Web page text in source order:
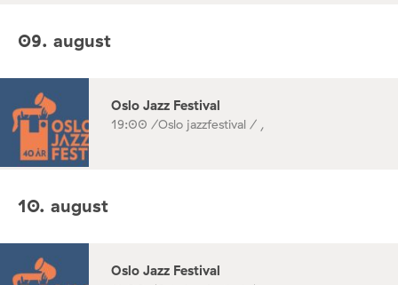
09. august
Oslo Jazz Festival
19:00 /Oslo jazzfestival / ,
10. august
Oslo Jazz Festival